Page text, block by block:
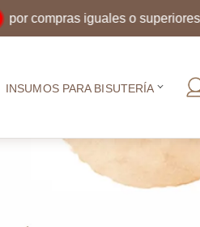
iguales o superiores a
INSUMOS PARA BISUTERÍA